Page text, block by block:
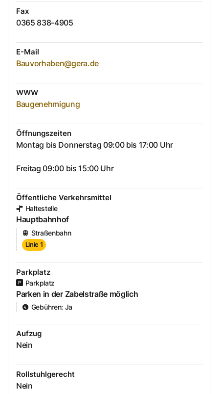
Fax
0365 838-4905
E-Mail
Bauvorhaben@gera.de
WWW
Baugenehmigung
Öffnungszeiten
Montag bis Donnerstag 09:00 bis 17:00 Uhr
Freitag 09:00 bis 15:00 Uhr
Öffentliche Verkehrsmittel
Haltestelle
Hauptbahnhof
Straßenbahn
Linie 1
Parkplatz
Parkplatz
Parken in der Zabelstraße möglich
Gebühren: Ja
Aufzug
Nein
Rollstuhlgerecht
Nein